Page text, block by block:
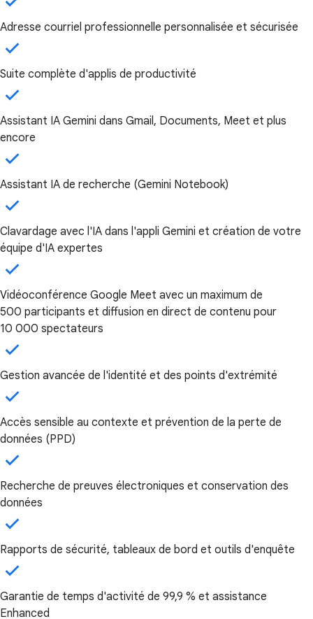
Adresse courriel professionnelle personnalisée et sécurisée
Suite complète d'applis de productivité
Assistant IA Gemini dans Gmail, Documents, Meet et plus
encore
Assistant IA de recherche (Gemini Notebook)
Clavardage avec l'IA dans l'appli Gemini et création de votre
équipe d'IA expertes
Vidéoconférence Google Meet avec un maximum de
500 participants et diffusion en direct de contenu pour
10 000 spectateurs
Gestion avancée de l'identité et des points d'extrémité
Accès sensible au contexte et prévention de la perte de
données (PPD)
Recherche de preuves électroniques et conservation des
données
Rapports de sécurité, tableaux de bord et outils d'enquête
Garantie de temps d'activité de 99,9 % et assistance
Enhanced